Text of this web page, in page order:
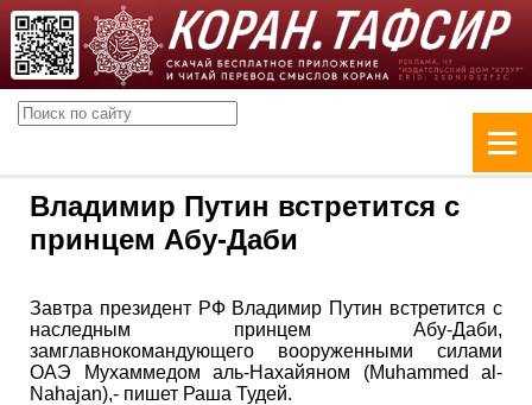
Владимир Путин встретится с
принцем Абу-Даби
Завтра президент РФ Владимир Путин встретится с
наследным принцем Абу-Даби,
замглавнокомандующего вооруженными силами
ОАЭ Мухаммедом аль-Нахайяном (Muhammed al-
Nahajan),- пишет Раша Тудей.